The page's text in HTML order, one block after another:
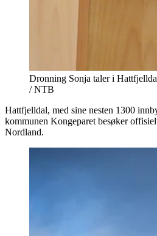
Dronning Sonja taler i
/ NTB
Hattfjelldal, med sine nesten 1300
kommunen Kongeparet besøker
Nordland.